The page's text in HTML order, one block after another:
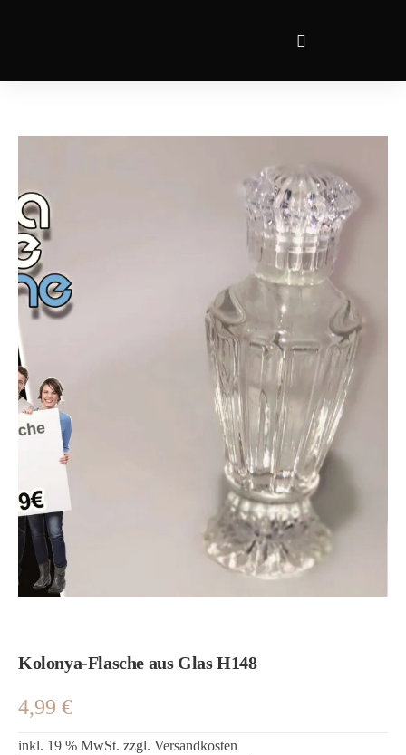
Kolonya-Flasche aus Glas H148
4,99 €
inkl. 19 % MwSt. zzgl. Versandkosten